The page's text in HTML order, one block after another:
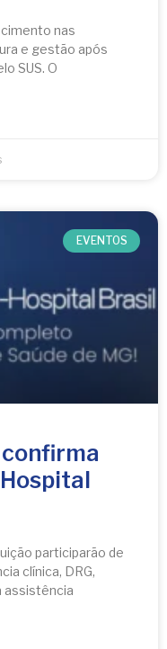
nas
e gestão após
SUS. O
EVENTOS
participarão de
clínica, DRG,
assistência